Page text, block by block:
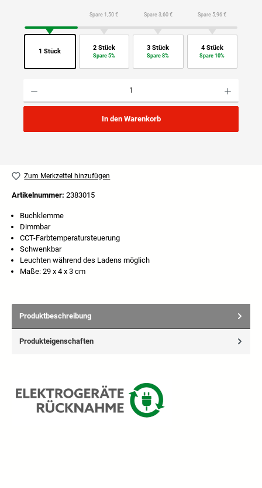
1 Stück
Spare 1,50 €
2 Stück
Spare 5%
Spare 3,60 €
3 Stück
Spare 8%
Spare 5,96 €
4 Stück
Spare 10%
In den Warenkorb
Zum Merkzettel hinzufügen
Artikelnummer: 2383015
Buchklemme
Dimmbar
CCT-Farbtemperatursteuerung
Schwenkbar
Leuchten während des Ladens möglich
Maße: 29 x 4 x 3 cm
Produktbeschreibung
Produkteigenschaften